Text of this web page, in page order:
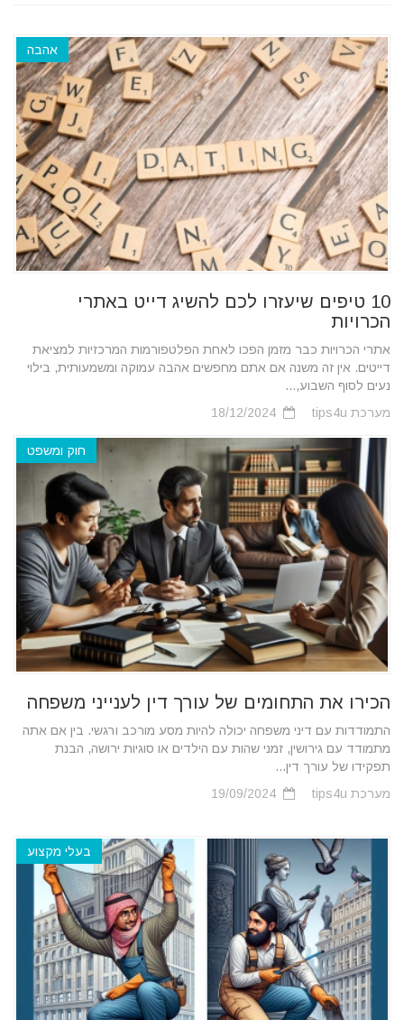
אהבה
10 טיפים שיעזרו לכם להשיג דייט באתרי
הכרויות
אתרי הכרויות כבר מזמן הפכו לאחת הפלטפורמות המרכזיות למציאת
דייטים. אין זה משנה אם אתם מחפשים אהבה עמוקה ומשמעותית, בילוי
נעים לסוף השבוע,...
מערכת tips4u
18/12/2024
חוק ומשפט
הכירו את התחומים של עורך דין לענייני משפחה
התמודדות עם דיני משפחה יכולה להיות מסע מורכב ורגשי. בין אם אתה
מתמודד עם גירושין, זמני שהות עם הילדים או סוגיות ירושה, הבנת
תפקידו של עורך דין...
מערכת tips4u
19/09/2024
בעלי מקצוע